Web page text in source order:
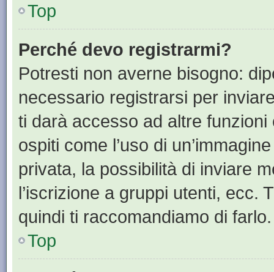
Top
Perché devo registrarmi?
Potresti non averne bisogno:
necessario registrarsi per
ti darà accesso ad altre
ospiti come l’uso di
privata, la possibilità di inviare
l’iscrizione a gruppi utenti, ecc.
quindi ti raccomandiamo di farlo.
Top